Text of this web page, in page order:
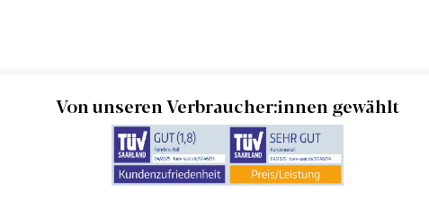
Von unseren Verbraucher:innen gewählt